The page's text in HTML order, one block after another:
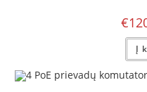
€
Į